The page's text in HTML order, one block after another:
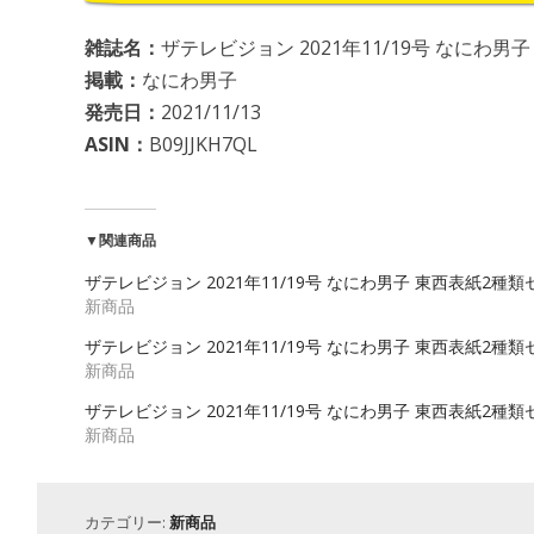
雑誌名： ザテレビジョン 2021年11/19号 なにわ男
掲載： なにわ男子
発売日： 2021/11/13
ASIN： B09JJKH7QL
▼関連商品
ザテレビジョン 2021年11/19号 なにわ男子 東西表紙2種類
新商品
ザテレビジョン 2021年11/19号 なにわ男子 東西表紙2種類
新商品
ザテレビジョン 2021年11/19号 なにわ男子 東西表紙2種類
新商品
カテゴリー: 新商品